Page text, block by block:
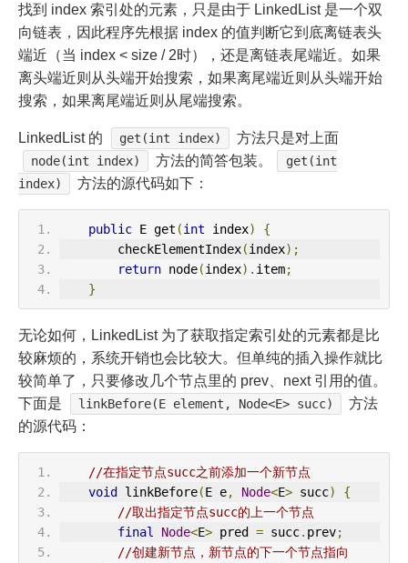
找到 index 索引处的元素，只是由于 LinkedList 是一个双
向链表，因此程序先根据 index 的值判断它到底离链表头
端近（当 index < size / 2时），还是离链表尾端近。如果
离头端近则从头端开始搜索，如果离尾端近则从头端开始
搜索，如果离尾端近则从尾端搜索。
LinkedList 的 get(int index) 方法只是对上面
node(int index) 方法的简答包装。
get(int
index)
方法的源代码如下：
public E get (int index)
{
        checkElementIndex
(index);
return node(index). item;
}
无论如何，LinkedList 为了获取指定索引处的元素都是比
较麻烦的，系统开销也会比较大。但单纯的插入操作就比
较简单了，只要修改几个节点里的 prev、next 引用的值。
下面是
linkBefore(E element, Node<E> succ)
方法
的源代码：
//在指定节点succ之前添加一个新节点
void
linkBefore(E e, Node<E> succ)
{
//取出指定节点succ的上一个节点
final
Node<E> pred = succ. prev;
//创建新节点，新节点的下一个节点指向